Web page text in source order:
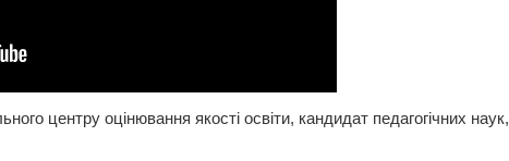
центру оцінювання якості освіти, кандидат педагогічних наук,